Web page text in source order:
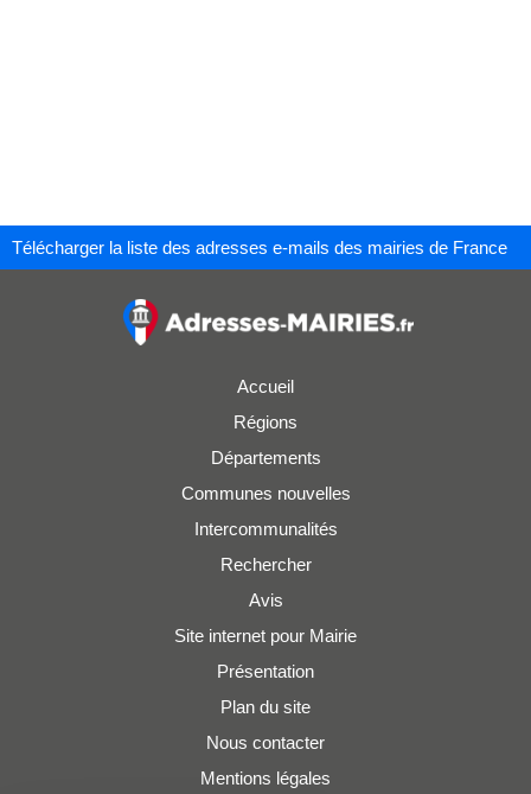
Télécharger la liste des adresses e-mails des mairies de France
Accueil
Régions
Départements
Communes nouvelles
Intercommunalités
Rechercher
Avis
Site internet pour Mairie
Présentation
Plan du site
Nous contacter
Mentions légales